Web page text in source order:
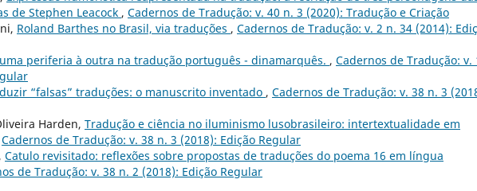
de Stephen Leacock , Cadernos de Tradução: v. 40 n. 3 (2020): Tradução e Criação
Roland Barthes no Brasil, via traduções , Cadernos de Tradução: v. 2 n. 34 (2014):
periferia à outra na tradução português - dinamarquês. , Cadernos de Tradução: v.
“falsas” traduções: o manuscrito inventado , Cadernos de Tradução: v. 38 n. 3
Harden, Tradução e ciência no iluminismo lusobrasileiro: intertextualidade em
Cadernos de Tradução: v. 38 n. 3 (2018): Edição Regular
Catulo revisitado: reflexões sobre propostas de traduções do poema 16 em língua
de Tradução: v. 38 n. 2 (2018): Edição Regular